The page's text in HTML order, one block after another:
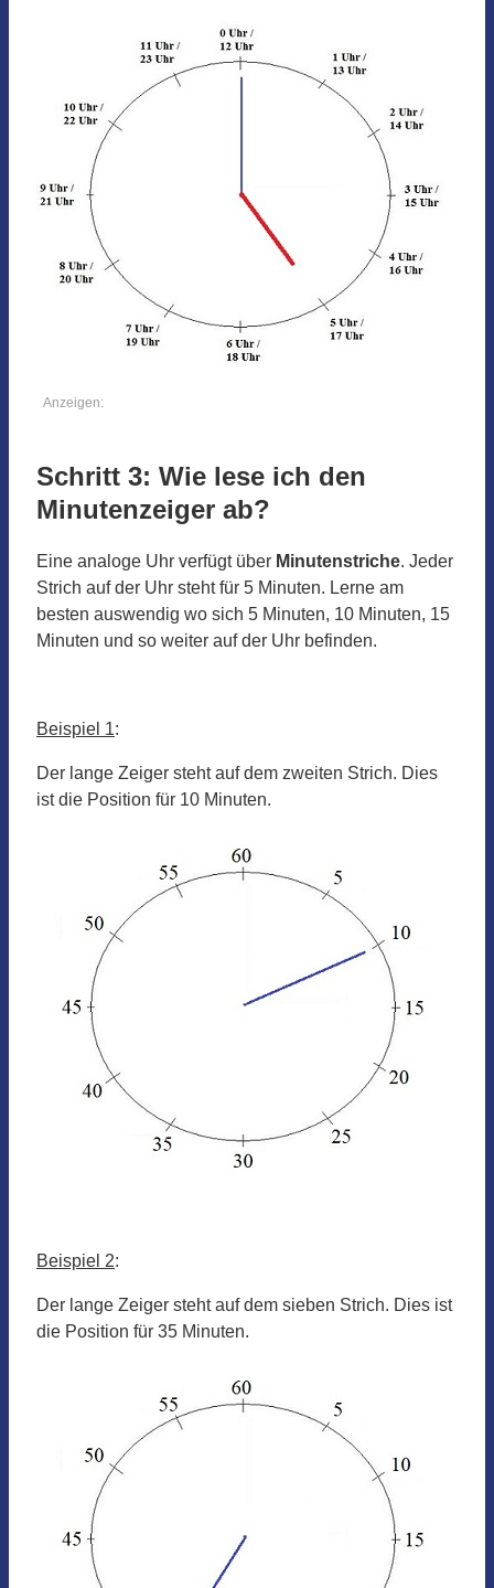
Anzeigen:
Schritt 3: Wie lese ich den
Minutenzeiger ab?
Eine analoge Uhr verfügt über Minutenstriche. Jeder
Strich auf der Uhr steht für 5 Minuten. Lerne am
besten auswendig wo sich 5 Minuten, 10 Minuten, 15
Minuten und so weiter auf der Uhr befinden.
Beispiel 1:
Der lange Zeiger steht auf dem zweiten Strich. Dies
ist die Position für 10 Minuten.
Beispiel 2:
Der lange Zeiger steht auf dem sieben Strich. Dies ist
die Position für 35 Minuten.